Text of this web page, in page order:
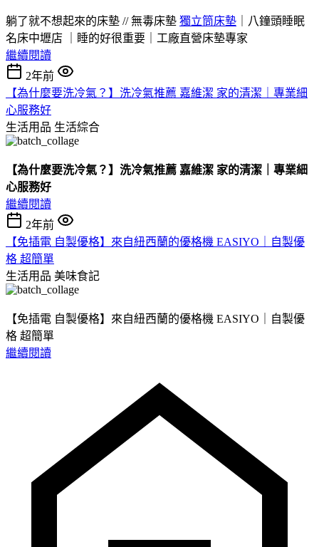
躺了就不想起來的床墊 // 無毒床墊 獨立筒床墊 ｜八鐘頭睡眠
名床中壢店 ｜睡的好很重要｜工廠直營床墊專家
繼續閱讀
2年前
【為什麼要洗冷氣？】洗冷氣推薦 嘉維潔 家的清潔｜專業細
心服務好
生活用品 生活綜合
【為什麼要洗冷氣？】洗冷氣推薦 嘉維潔 家的清潔｜專業細
心服務好
繼續閱讀
2年前
【免插電 自製優格】來自紐西蘭的優格機 EASIYO｜自製優
格 超簡單
生活用品 美味食記
【免插電 自製優格】來自紐西蘭的優格機 EASIYO｜自製優
格 超簡單
繼續閱讀